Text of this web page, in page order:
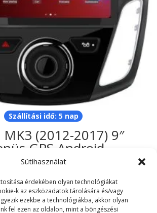
Sütihasználat
érdekében olyan technológiákat
k az eszközadatok tárolására és/vagy
ezekbe a technológiákba, akkor olyan
fel ezen az oldalon, mint a böngészési
Szállítási idő: 5 nap
MK3 (2012-2017) 9″
GPS Android
helyére